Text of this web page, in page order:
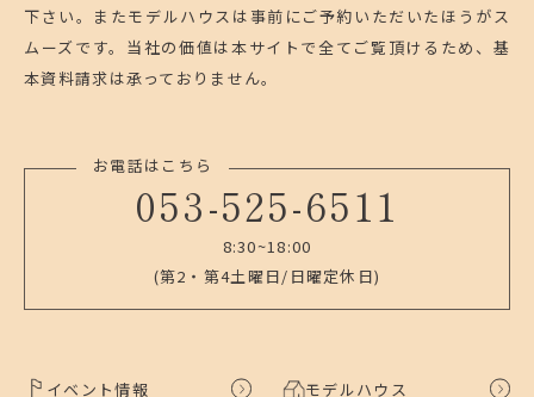
下さい。 またモデルハウスは事前にご予約いただいたほうがス
ムーズです。 当社の価値は本サイトで全てご覧頂けるため、基
本資料請求は承っておりません。
お電話はこちら
053-525-6511
8:30~18:00
(第2・第4土曜日/日曜定休日)
イベント情報 モデルハウス